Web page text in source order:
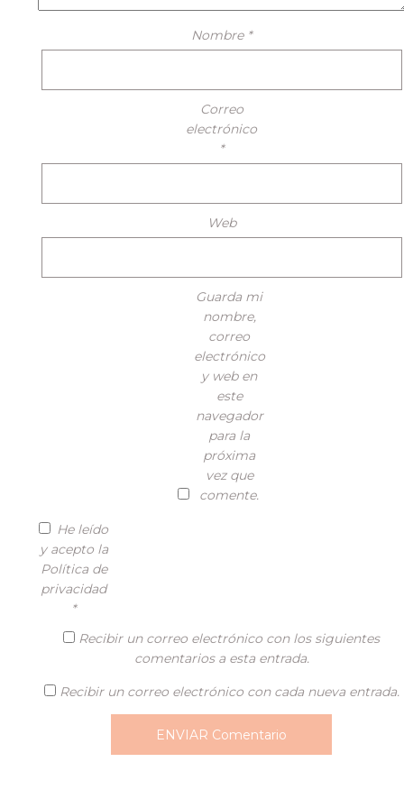
Nombre *
Correo
electrónico
*
Web
Guarda mi
nombre,
correo
electrónico
y web en
este
navegador
para la
próxima
vez que
comente.
He leído
y acepto la
Política de
privacidad
*
Recibir un correo electrónico con los siguientes
comentarios a esta entrada.
Recibir un correo electrónico con cada nueva entrada.